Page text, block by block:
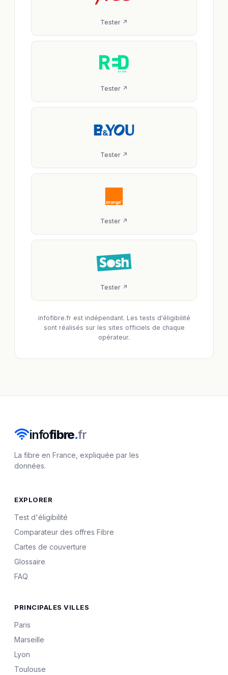
Tester ↗
Tester ↗
Tester ↗
Tester ↗
Tester ↗
infofibre.fr est indépendant. Les tests d'éligibilité
sont réalisés sur les sites officiels de chaque
opérateur.
infofibre.fr
La fibre en France, expliquée par les
données.
EXPLORER
Test d'éligibilité
Comparateur des offres Fibre
Cartes de couverture
Glossaire
FAQ
PRINCIPALES VILLES
Paris
Marseille
Lyon
Toulouse